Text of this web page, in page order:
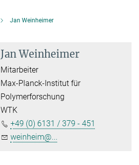
Jan Weinheimer
Jan Weinheimer
Mitarbeiter
Max-Planck-Institut für
Polymerforschung
WTK
+49 (0) 6131 / 379 - 451
weinheim@...